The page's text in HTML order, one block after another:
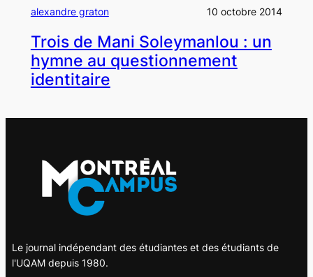
alexandre graton 10 octobre 2014
Trois de Mani Soleymanlou : un
hymne au questionnement
identitaire
Le journal indépendant des étudiantes et des étudiants de
l'UQAM depuis 1980.